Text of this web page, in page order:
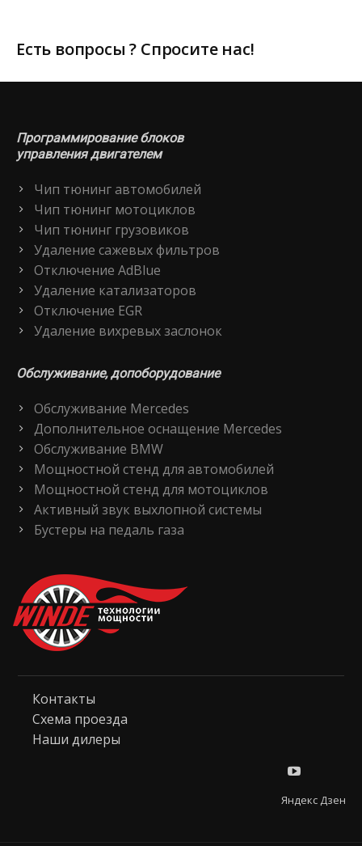
Есть вопросы ? Спросите нас!
Программирование блоков
управления двигателем
Чип тюнинг автомобилей
Чип тюнинг мотоциклов
Чип тюнинг грузовиков
Удаление сажевых фильтров
Отключение AdBlue
Удаление катализаторов
Отключение EGR
Удаление вихревых заслонок
Обслуживание, допоборудование
Обслуживание Mercedes
Дополнительное оснащение Mercedes
Обслуживание BMW
Мощностной стенд для автомобилей
Мощностной стенд для мотоциклов
Активный звук выхлопной системы
Бустеры на педаль газа
Контакты
Схема проезда
Наши дилеры
Яндекс Дзен